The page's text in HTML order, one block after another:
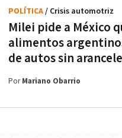
Milei pide a México
alimentos
de autos sin
POLÍTICA/ Crisis automotriz
PorMariano Obarrio